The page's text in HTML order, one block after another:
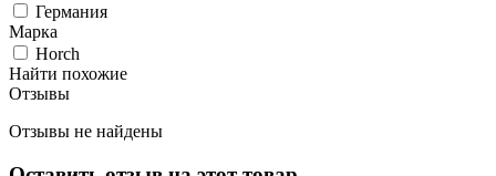
Германия
Марка
Horch
Найти похожие
Отзывы
Отзывы не найдены